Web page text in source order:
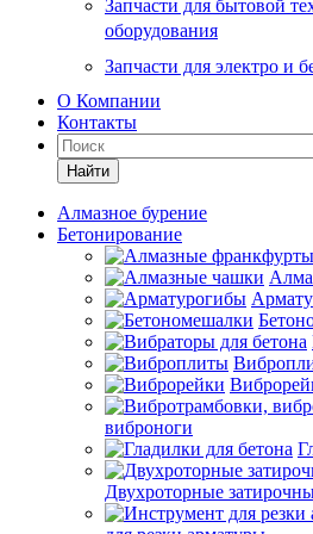
Запчасти для бытовой
оборудования
Запчасти для электро и
О Компании
Контакты
Найти
Алмазное бурение
Бетонирование
виброноги
Двухроторные